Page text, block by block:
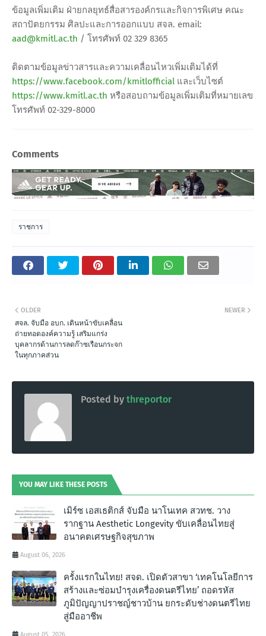
ข้อมูลเพิ่มเติม ฝ่ายกลยุทธ์สื่อสารองค์กรและกิจการพิเศษ คณะ
สถาปัตยกรรม ศิลปะและการออกแบบ สจล. email:
aad@kmitl.ac.th / โทรศัพท์ 02 329 8365
ติดตามข้อมูลข่าวสารและความเคลื่อนไหวเพิ่มเติมได้ที่
https://www.facebook.com/kmitlofficial และเว็บไซต์
https://www.kmitl.ac.th หรือสอบถามข้อมูลเพิ่มเติมที่หมายเลข
โทรศัพท์ 02-329-8000
Comments
ราชการ
NEWER
OLDER
สจล. จับมือ อบก. เดินหน้าขับเคลื่อน
ถ่ายทอดองค์ความรู้ เสริมแกร่ง
บุคลากรด้านการลดก๊าซเรือนกระจก
ในทุกภาคส่วน
Posted by threportor
YOU MAY LIKE THESE POSTS
เมิร์ซ เอสเธติกส์ จับมือ นาโนเทค สวทช. วาง
รากฐาน Aesthetic Longevity ขับเคลื่อนไทยสู่
อนาคตเศรษฐกิจสุขภาพ
August 06, 2026
ครั้งแรกในไทย! สจด. เปิดตัวสาขา ‘เทคโนโลยีการ
สร้างและซ่อมบำรุงเครื่องดนตรีไทย’ ถอดรหัส
ภูมิปัญญาปราชญ์ชาวบ้าน ยกระดับช่างดนตรีไทย
สู่มืออาชีพ